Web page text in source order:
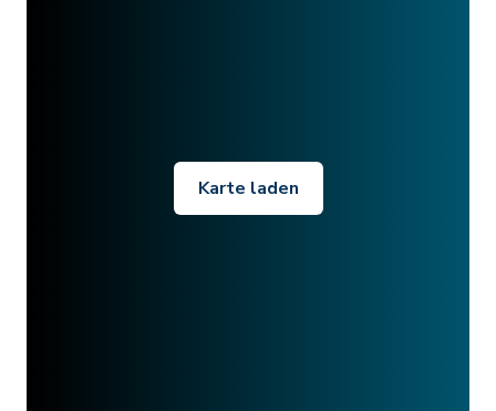
Karte laden